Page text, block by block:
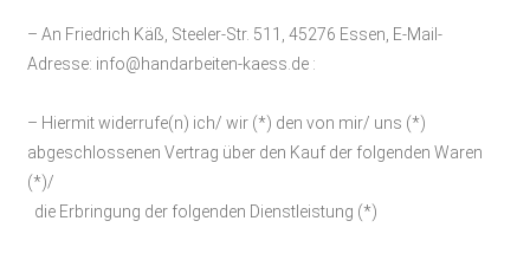
– An Friedrich Käß, Steeler-Str. 511, 45276 Essen, E-Mail-
Adresse: info@handarbeiten-kaess.de:
– Hiermit widerrufe(n) ich/ wir (*) den von mir/ uns (*)
abgeschlossenen Vertrag über den Kauf der folgenden Waren
(*)/
die Erbringung der folgenden Dienstleistung (*)